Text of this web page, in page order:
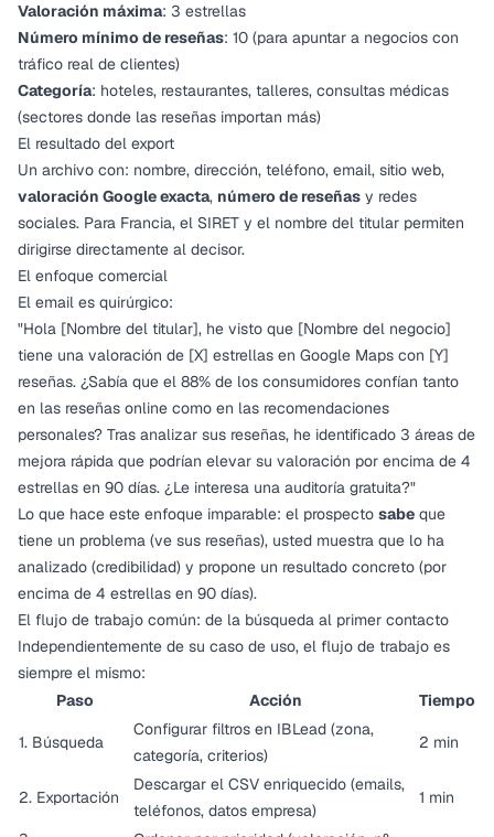
Valoración máxima: 3 estrellas
Número mínimo de reseñas: 10 (para apuntar a negocios con
tráfico real de clientes)
Categoría: hoteles, restaurantes, talleres, consultas médicas
(sectores donde las reseñas importan más)
El resultado del export
Un archivo con: nombre, dirección, teléfono, email, sitio web,
valoración Google exacta, número de reseñas y redes
sociales. Para Francia, el SIRET y el nombre del titular permiten
dirigirse directamente al decisor.
El enfoque comercial
El email es quirúrgico:
"Hola [Nombre del titular], he visto que [Nombre del negocio]
tiene una valoración de [X] estrellas en Google Maps con [Y]
reseñas. ¿Sabía que el 88% de los consumidores confían tanto
en las reseñas online como en las recomendaciones
personales? Tras analizar sus reseñas, he identificado 3 áreas de
mejora rápida que podrían elevar su valoración por encima de 4
estrellas en 90 días. ¿Le interesa una auditoría gratuita?"
Lo que hace este enfoque imparable: el prospecto sabe que
tiene un problema (ve sus reseñas), usted muestra que lo ha
analizado (credibilidad) y propone un resultado concreto (por
encima de 4 estrellas en 90 días).
El flujo de trabajo común: de la búsqueda al primer contacto
Independientemente de su caso de uso, el flujo de trabajo es
siempre el mismo:
Paso
Acción Tiempo
1. Búsqueda
Configurar filtros en IBLead (zona,
categoría, criterios)
2 min
2. Exportación
Descargar el CSV enriquecido (emails,
teléfonos, datos empresa)
1 min